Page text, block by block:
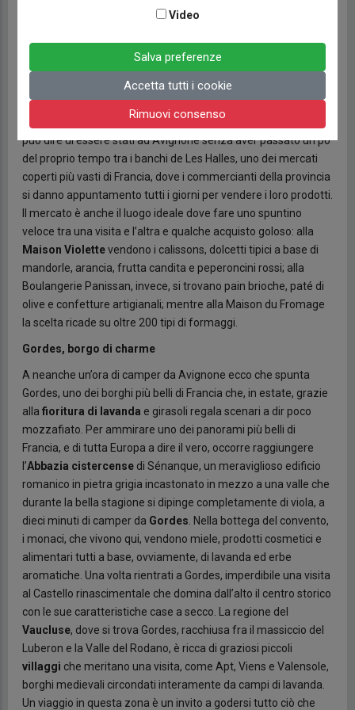
luogo dove, si narra, avvenne nell’aprile del 1327 il fatidico
sbocciò l’amore sublime che tormentò il grande poeta italiano
è la Chiesa di Santa Chiara, del cui edificio originale oggi
rimane solamente la facciata, mentre le sale interne sono
state adibite a location delTeatro des Hallesche ogni anno
nel mese di luglio ospita il prestigioso Festival d’Avignon. Non si
può dire di essere stati ad Avignone senza aver passato un po’
del proprio tempo tra i banchi de Les Halles, uno dei mercati
coperti più vasti di Francia, dove i commercianti della provincia
si danno appuntamento tutti i giorni per vendere i loro prodotti.
Il mercato è anche il luogo ideale dove fare uno spuntino
veloce tra una visita e l’altra e qualche acquisto goloso: alla
Maison Violettevendono i calissons, dolcetti tipici a base di
mandorle, arancia, frutta candita e peperoncini rossi; alla
Boulangerie Panissan, invece, si trovano pain brioche, paté di
olive e confetture artigianali; mentre alla Maison du Fromage
la scelta ricade su oltre 200 tipi di formaggi.
Gordes, borgo di charme
A neanche un’ora di camper da Avignone ecco che spunta
Gordes, uno dei borghi più belli di Francia che, in estate, grazie
alla fioritura di lavanda e girasoli regala scenari a dir poco
mozzafiato. Per ammirare uno dei panorami più belli di
Francia, e di tutta Europa a dire il vero, occorre raggiungere
l’Abbazia cistercense di Sénanque, un meraviglioso edificio
romanico in pietra grigia incastonato in mezzo a una valle che
durante la bella stagione si dipinge completamente di viola, a
dieci minuti di camper da Gordes . Nella bottega del convento,
i monaci, che vivono qui, vendono miele, prodotti cosmetici e
alimentari tutti a base, ovviamente, di lavanda ed erbe
aromatiche. Una volta rientrati a Gordes, imperdibile una visita
al Castello rinascimentale che domina dall’alto il centro storico
con le sue caratteristiche case a secco. La regione del
Vaucluse, dove si trova Gordes, racchiusa fra il massiccio del
Luberon e la Valle del Rodano, è ricca di graziosi piccoli
villaggi che meritano una visita, come Apt, Viens e Valensole,
borghi medievali circondati interamente da campi di lavanda.
Un viaggio in questa zona è un invito a godersi tutto ciò che
Video
Salva preferenze
Accetta tutti i cookie
Rimuovi consenso